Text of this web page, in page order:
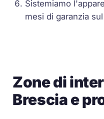
Sistemiamo
mesi di garanzia
Zone di
Brescia e